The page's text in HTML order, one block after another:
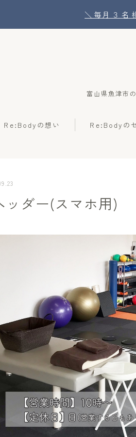
＼ 毎月 ３ 名
富山県魚津市
Re:Bodyの想い Re:Bodyの
ッダー(スマホ用)